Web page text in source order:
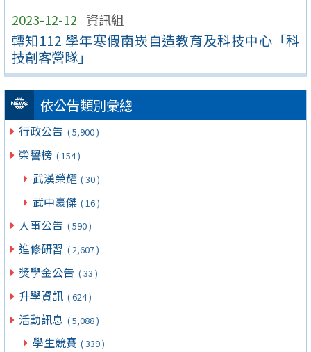
2023-12-12 資訊組
轉知112 學年寒假南崁自造教育及科技中心「科
技創客營隊」
依公告類別彙總
行政公告 ( 5,900 )
榮譽榜 ( 154 )
武漢榮耀 ( 30 )
武中豪傑 ( 16 )
人事公告 ( 590 )
進修研習 ( 2,607 )
獎學金公告 ( 33 )
升學資訊 ( 624 )
活動訊息 ( 5,088 )
學生競賽 ( 339 )